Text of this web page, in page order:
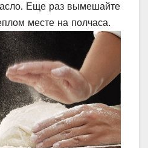
Еще раз вымешайте
месте на полчаса.